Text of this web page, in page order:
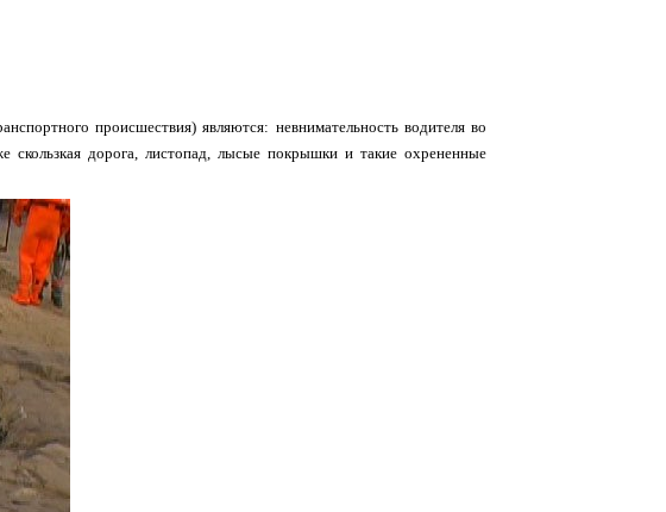
происшествия) являются: невнимательность водителя во
дорога, листопад, лысые покрышки и такие охрененные